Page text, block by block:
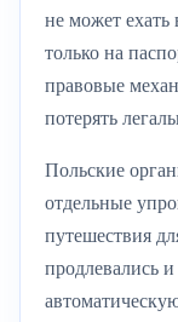
не может ехать
только на
правовые
потерять
Польские
отдельные
путешествия
продлевались